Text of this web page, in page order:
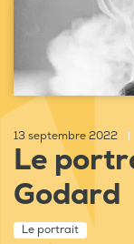
13 septembre 2022
Le
Godard
Le portrait